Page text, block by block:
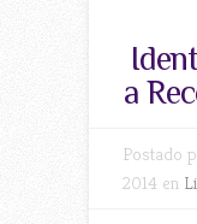
a
Postado
2014 en